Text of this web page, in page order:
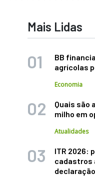
Mais Lidas
BB
agrícolas
Economia
Quais são
milho em
Atualidades
ITR 2026:
cadastros
declaração